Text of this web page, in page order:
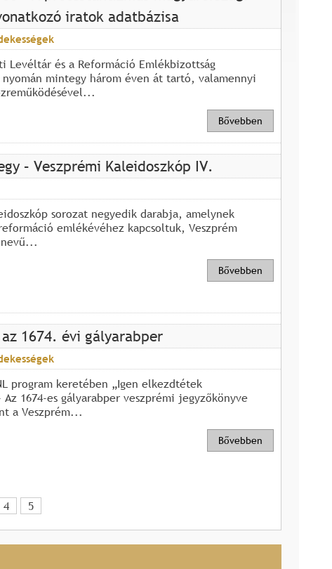
iratok adatbázisa
Levéltár és a Reformáció Emlékbizottság
mintegy három éven át tartó, valamennyi
Bővebben
– Veszprémi Kaleidoszkóp IV.
sorozat negyedik darabja, amelynek
emlékévéhez kapcsoltuk, Veszprém
Bővebben
1674. évi gályarabper
program keretében „Igen elkezdtétek
1674-es gályarabper veszprémi jegyzőkönyve
a Veszprém...
Bővebben
4 5